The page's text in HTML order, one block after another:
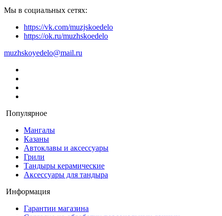
Мы в социальных сетях:
https://vk.com/muzjskoedelo
https://ok.ru/muzhskoedelo
muzhskoyedelo@mail.ru
Популярное
Мангалы
Казаны
Автоклавы и аксессуары
Грили
Тандыры керамические
Аксессуары для тандыра
Информация
Гарантии магазина